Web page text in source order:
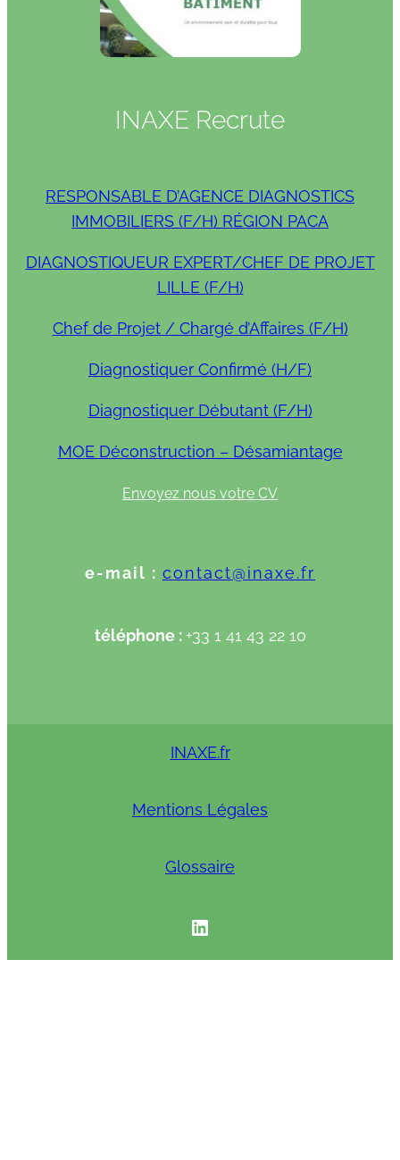
INAXE Recrute
RESPONSABLE D’AGENCE DIAGNOSTICS
IMMOBILIERS (F/H) RÉGION PACA
DIAGNOSTIQUEUR EXPERT/CHEF DE PROJET
LILLE (F/H)
Chef de Projet / Chargé d’Affaires (F/H)
Diagnostiquer Confirmé (H/F)
Diagnostiquer Débutant (F/H)
MOE Déconstruction – Désamiantage
Envoyez nous votre CV
e-mail : contact@inaxe.fr
téléphone : +33 1 41 43 22 10
INAXE.fr
Mentions Légales
Glossaire
INAXE linkedIN